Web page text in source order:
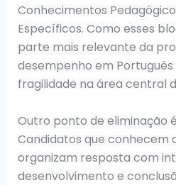
Conhecimentos
Específicos. Como esses
parte mais relevante da
desempenho em
fragilidade na área central
Outro ponto de eliminação
Candidatos que conhecem
organizam resposta com
desenvolvimento e